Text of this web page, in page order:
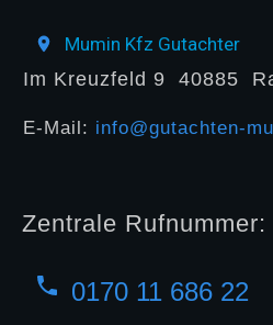
Mumin Kfz Gutachter
Im Kreuzfeld 9 40885
E-Mail: info@gutachten-
Zentrale Rufnummer:
0170 11 686 22